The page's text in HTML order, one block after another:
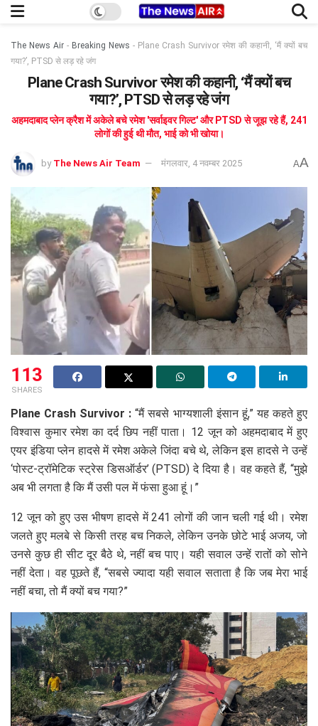
The News Air - Breaking News - Plane Crash Survivor रमेश की कहानी, ‘मैं क्यों बच
गया?’, PTSD से लड़ रहे जंग
Plane Crash Survivor रमेश की कहानी, ‘मैं क्यों बच
गया?’, PTSD से लड़ रहे जंग
अहमदाबाद प्लेन क्रैश में अकेले बचे रमेश 'सर्वाइवर गिल्ट' और PTSD से जूझ रहे हैं, 241
लोगों की हुई थी मौत, भाई को भी खोया।
by The News Air Team मंगलवार, 4 नवम्बर 2025 AA
113
SHARES
Plane Crash Survivor : “मैं सबसे भाग्यशाली इंसान हूं,” यह कहते हुए
विश्वास कुमार रमेश का दर्द छिप नहीं पाता। 12 जून को अहमदाबाद में हुए
एयर इंडिया प्लेन हादसे में रमेश अकेले जिंदा बचे थे, लेकिन इस हादसे ने उन्हें
‘पोस्ट-ट्रॉमेटिक स्ट्रेस डिसऑर्डर’ (PTSD) दे दिया है। वह कहते हैं, “मुझे
अब भी लगता है कि मैं उसी पल में फंसा हुआ हूं।”
12 जून को हुए उस भीषण हादसे में 241 लोगों की जान चली गई थी। रमेश
जलते हुए मलबे से किसी तरह बच निकले, लेकिन उनके छोटे भाई अजय, जो
उनसे कुछ ही सीट दूर बैठे थे, नहीं बच पाए। यही सवाल उन्हें रातों को सोने
नहीं देता। वह पूछते हैं, “सबसे ज्यादा यही सवाल सताता है कि जब मेरा भाई
नहीं बचा, तो मैं क्यों बच गया?”